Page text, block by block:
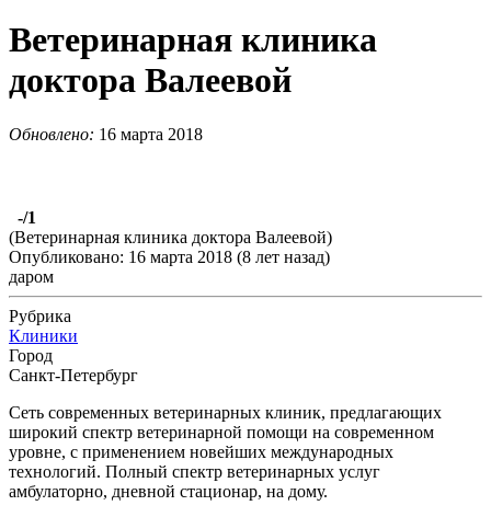
Ветеринарная клиника
доктора Валеевой
Обновлено: 16 марта 2018
-/1
(Ветеринарная клиника доктора Валеевой)
Опубликовано: 16 марта 2018 (8 лет назад)
даром
Рубрика
Клиники
Город
Санкт-Петербург
Сеть современных ветеринарных клиник, предлагающих
широкий спектр ветеринарной помощи на современном
уровне, с применением новейших международных
технологий. Полный спектр ветеринарных услуг
амбулаторно, дневной стационар, на дому.